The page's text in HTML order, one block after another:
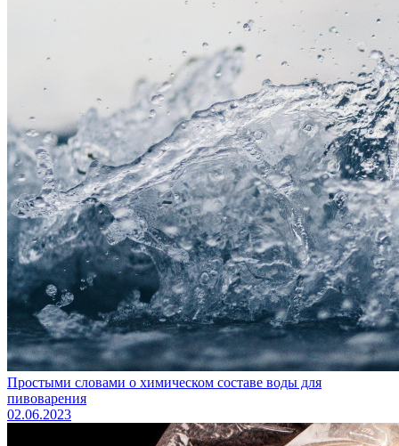
Простыми словами о химическом составе воды для
пивоварения
02.06.2023